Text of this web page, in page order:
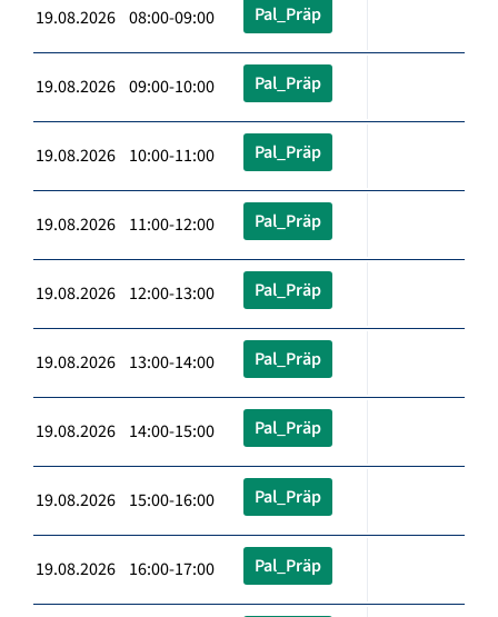
19.08.2026 08:00-09:00 Pal_Präp
19.08.2026 09:00-10:00 Pal_Präp
19.08.2026 10:00-11:00 Pal_Präp
19.08.2026 11:00-12:00 Pal_Präp
19.08.2026 12:00-13:00 Pal_Präp
19.08.2026 13:00-14:00 Pal_Präp
19.08.2026 14:00-15:00 Pal_Präp
19.08.2026 15:00-16:00 Pal_Präp
19.08.2026 16:00-17:00 Pal_Präp